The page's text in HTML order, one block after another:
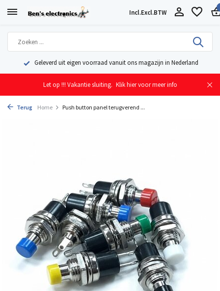
Incl.Excl.BTW
Geleverd uit eigen voorraad vanuit ons magazijn in Nederland
Let op !!! Vakantie sluiting. Klik hier voor meer info
Terug Home Push button panel terugverend ...